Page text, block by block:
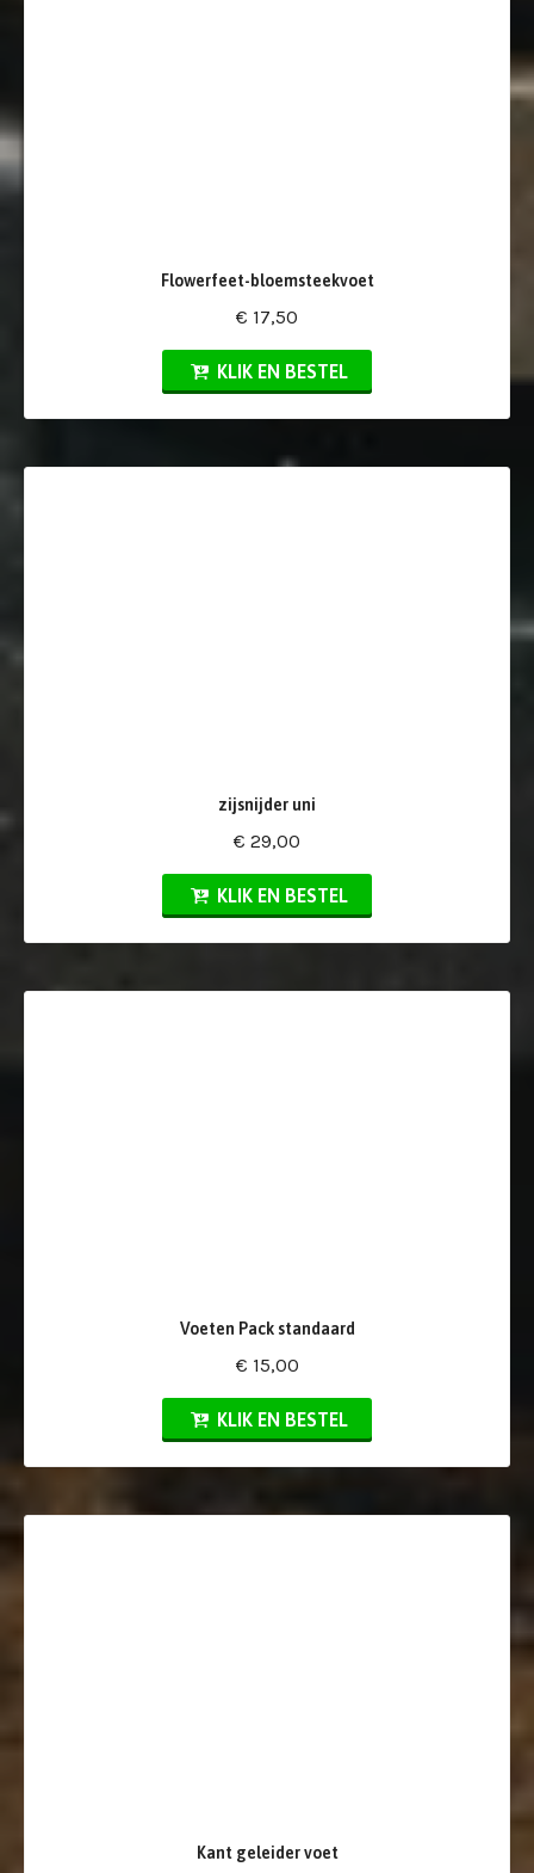
Flowerfeet-bloemsteekvoet
€ 17,50
KLIK EN BESTEL
zijsnijder uni
€ 29,00
KLIK EN BESTEL
Voeten Pack standaard
€ 15,00
KLIK EN BESTEL
Kant geleider voet